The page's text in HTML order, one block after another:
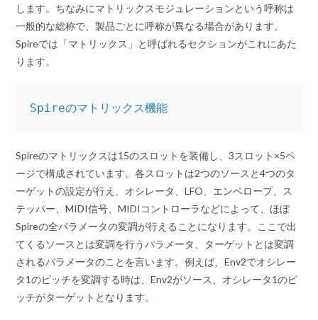
します。ちなみにマトリックスモジュレーションという呼称は
一般的な総称で、製品ごとに呼称が異なる場合があります。
Spireでは「マトリックス」と呼ばれるセクションがこれにあた
ります。
Spireのマトリックス機能
Spireのマトリックスは15のスロットを装備し、3スロット×5ペ
ージで構成されています。各スロットは2つのソースと4つのタ
ーゲットの設定が行え、オシレータ、LFO、エンベロープ、ス
テッパー、MIDI信号、MIDIコントローラなどによって、ほぼ
Spireの全パラメータの変調が行えることになります。ここで出
てくるソースとは変調を行うパラメータ、ターゲットとは変調
されるパラメータのことを言います。例えば、Env2でオシレー
タ1のピッチを変調する時は、Env2がソース、オシレータ1のピ
ッチがターゲットとなります。